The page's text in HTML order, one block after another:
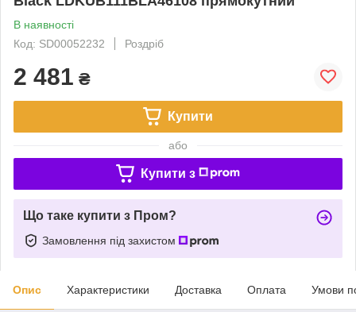
В наявності
Код: SD00052232
Роздріб
2 481 ₴
Купити
або
Купити з
Що таке купити з Пром?
Замовлення під захистом
Опис Характеристики Доставка Оплата Умови